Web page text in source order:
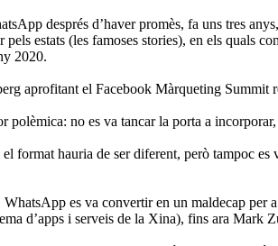
després d’haver promès, fa uns tres
estats (les famoses stories), en els quals
2020.
aprofitant el Facebook Màrqueting Summit
no es va tancar la porta a
format hauria de ser diferent, però tampoc
es va convertir en un maldecap per
d’apps i serveis de la Xina), fins ara Mark